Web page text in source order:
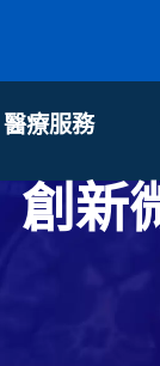
醫療服務
新